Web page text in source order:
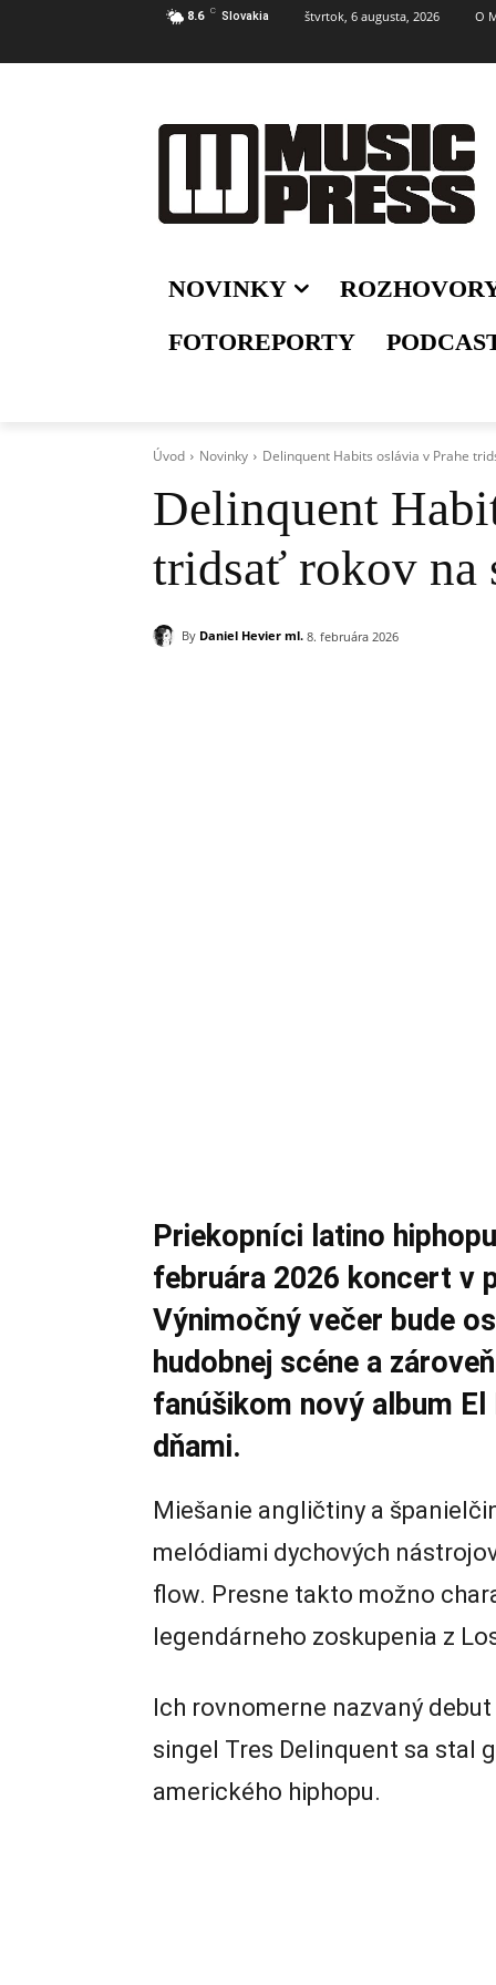
8.6 C Slovakia štvrtok, 6 augusta, 2026 O
NOVINKY
FOTOREPORTY
Úvod Novinky Delinquent Habits oslávia v Prahe
Delinquent
tridsať rokov na
By Daniel Hevier ml. 8. februára 2026
Priekopníci latino
februára 2026 koncert v
Výnimočný večer bude
hudobnej scéne a
fanúšikom nový album
dňami.
Miešanie angličtiny a
melódiami dychových
flow. Presne takto možno
legendárneho zoskupenia z
Ich rovnomerne nazvaný debut
singel Tres Delinquent sa stal
amerického hiphopu.